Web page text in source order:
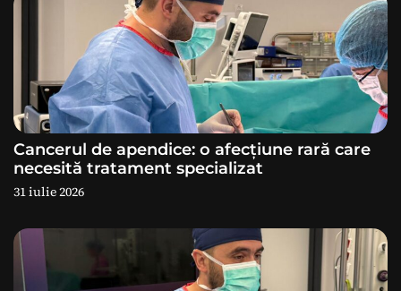
n
a
t
Cancerul de apendice: o afecțiune rară care
necesită tratament specializat
31 iulie 2026